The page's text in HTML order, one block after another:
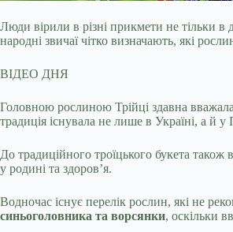
Люди вірили в різні прикмети не тільки в
народні звичаї чітко визначають, які
ВІДЕО ДНЯ
Головною рослиною Трійці здавна
традиція існувала не лише в Україні, а й
До традиційного троїцького букета також
у родині та здоров’я.
Водночас існує перелік рослин, які не
синьоголовника та ворсянки, оскільки